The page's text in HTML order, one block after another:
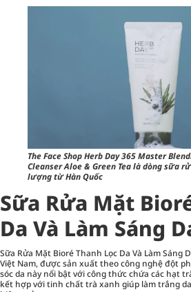
The Face Shop Herb Day 365 Master
Cleanser Aloe & Green Tea là dòng sữa
lượng từ Hàn Quốc
Sữa Rửa Mặt
Da Và Làm Sáng
Sữa Rửa Mặt Bioré Thanh Lọc Da Và Làm Sáng
Việt Nam, được sản xuất theo công nghệ đột
sóc da này nổi bật với công thức chứa các hạt
kết hợp với tinh chất trà xanh giúp làm trắng